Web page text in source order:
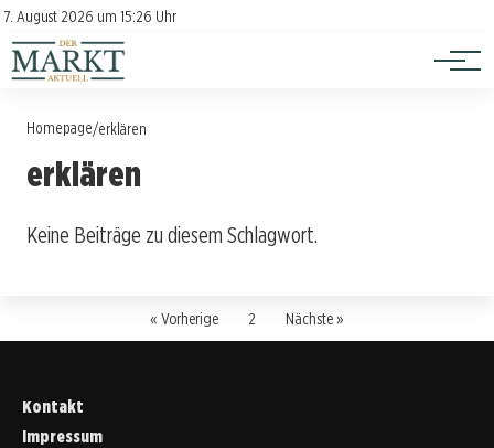
7. August 2026 um 15:26 Uhr
Kontakt
Impressum
Investition
Verbraucherschutz
Homepage/erklären
erklären
Keine Beiträge zu diesem Schlagwort.
« Vorherige 2 Nächste »
Kontakt
Impressum